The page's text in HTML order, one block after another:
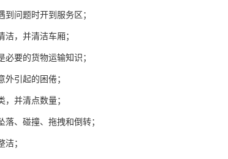
问题时开到服务区；
，并清洁车厢；
要的货物运输知识；
引起的困倦；
并清点数量；
、碰撞、拖拽和倒转；
；